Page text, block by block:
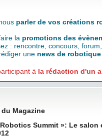
parler de vos créations
la promotions des
: rencontre, concours,
une news de robotique
à la rédaction d'un
du Magazine
Summit »: Le